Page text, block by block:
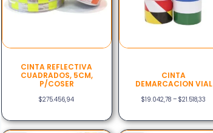
CINTA REFLECTIVA
CUADRADOS, 5CM,
P/COSER
$275.456,94
CINTA
DEMARCACION VIAL
$19.042,78 – $21.518,33